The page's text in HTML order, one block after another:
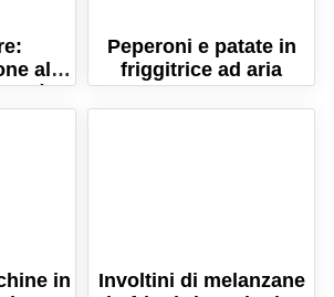
al
è
Peperoni e patate in
friggitrice ad aria
in
Involtini di melanzane